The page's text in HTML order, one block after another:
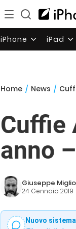
iPhone iPad
Home / News /
Cuffie
anno
Giuseppe
24 Gennaio 2019
Nuovo